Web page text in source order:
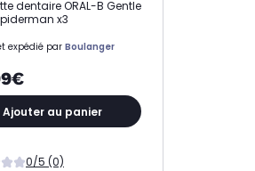
dentaire ORAL-B Gentle
x3
expédié par Boulanger
Ajouter au panier
0/5 (0)